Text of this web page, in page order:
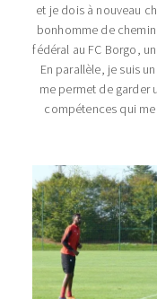
et je dois à nouveau
bonhomme de
fédéral au FC Borgo,
En parallèle, je suis
me permet de garder
compétences qui